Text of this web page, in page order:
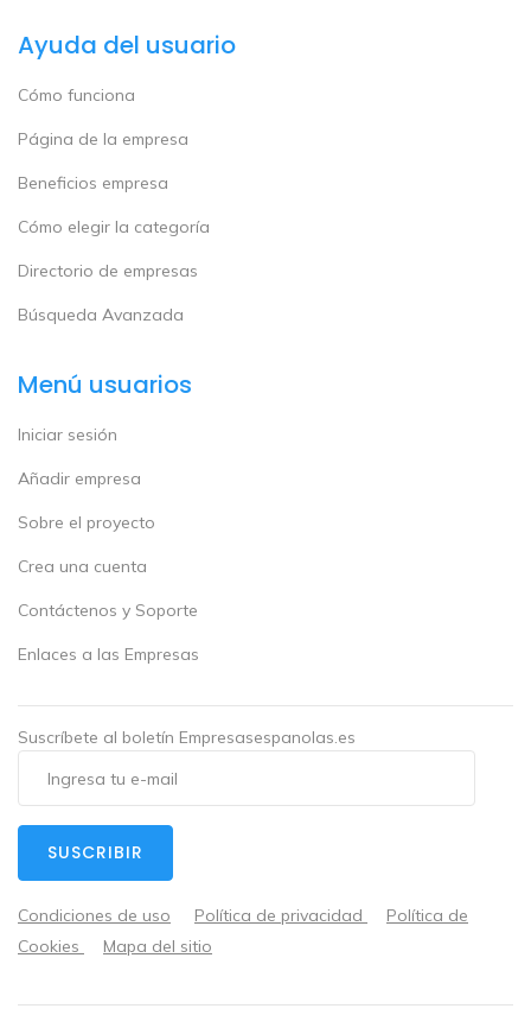
Ayuda del usuario
Cómo funciona
Página de la empresa
Beneficios empresa
Cómo elegir la categoría
Directorio de empresas
Búsqueda Avanzada
Menú usuarios
Iniciar sesión
Añadir empresa
Sobre el proyecto
Crea una cuenta
Contáctenos y Soporte
Enlaces a las Empresas
Suscríbete al boletín Empresasespanolas.es
Condiciones de uso Política de privacidad
Política de
Cookies
Mapa del sitio
SUSCRIBIR